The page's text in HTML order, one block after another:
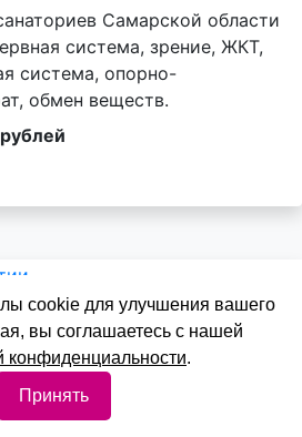
Самарской области
система, зрение, ЖКТ,
система, опорно-
обмен веществ.
Удмуртии - органы
сердечно-сосудистая
cookie для улучшения вашего
вы соглашаетесь с нашей
конфиденциальности.
Принять